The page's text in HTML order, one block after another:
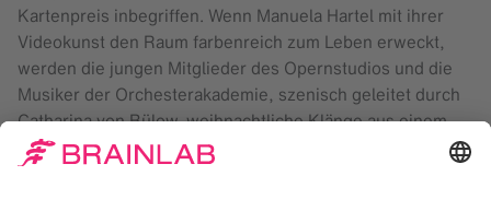
Kartenpreis inbegriffen. Wenn Manuela Hartel mit ihrer
Videokunst den Raum farbenreich zum Leben erweckt,
werden die jungen Mitglieder des Opernstudios und die
Musiker der Orchesterakademie, szenisch geleitet durch
Catharina von Bülow, weihnachtliche Klänge aus einem
halben Dutzend Ländern zu Gehör bringen. Auszüge aus
Johann Sebastian Bachs